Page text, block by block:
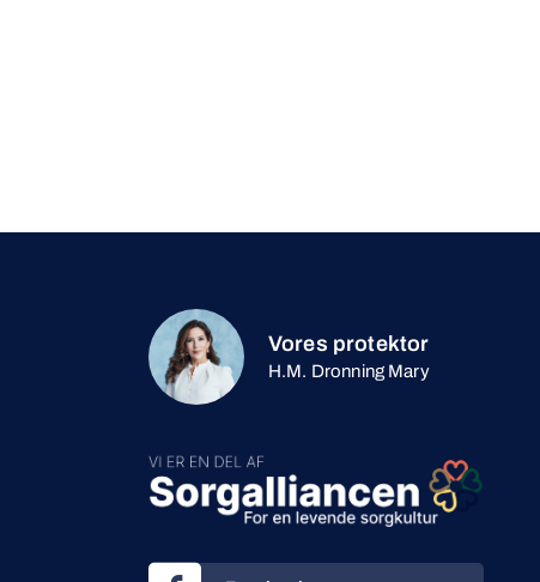
Vores protektor
H.M. Dronning Mary